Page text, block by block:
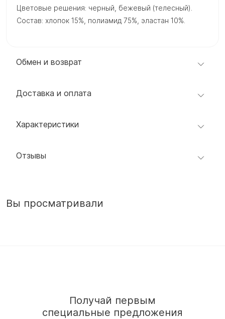
Цветовые решения: черный, бежевый (телесный).
Состав: хлопок 15%, полиамид 75%, эластан 10%.
Обмен и возврат
Доставка и оплата
Характеристики
Отзывы
Вы просматривали
Получай первым
специальные предложения